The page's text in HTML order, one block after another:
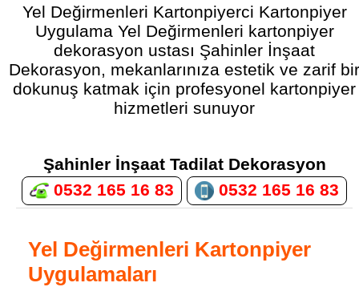
Yel Değirmenleri Kartonpiyerci Kartonpiyer
Uygulama Yel Değirmenleri kartonpiyer
dekorasyon ustası Şahinler İnşaat
Dekorasyon, mekanlarınıza estetik ve zarif bir
dokunuş katmak için profesyonel kartonpiyer
hizmetleri sunuyor
Şahinler İnşaat Tadilat Dekorasyon
0532 165 16 83
0532 165 16 83
Yel Değirmenleri Kartonpiyer
Uygulamaları